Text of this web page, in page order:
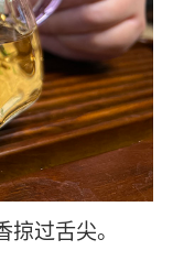
过舌尖。